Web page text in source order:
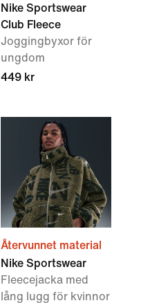
Nike Sportswear
Club Fleece
Joggingbyxor för
ungdom
449 kr
Återvunnet material
Nike Sportswear
Fleecejacka med
lång lugg för kvinnor